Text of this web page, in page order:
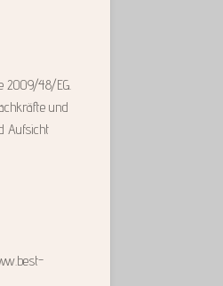
2009/48/EG.
und
Aufsicht